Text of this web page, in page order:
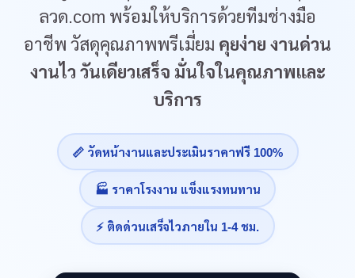
ลวด.com พร้อมให้บริการด้วยทีมช่างมือ
อาชีพ วัสดุคุณภาพพรีเมี่ยม คุยง่าย งานด่วน
งานไว วันเดียวเสร็จ มั่นใจในคุณภาพและ
บริการ
📏 วัดหน้างานและประเมินราคาฟรี 100%
🏭 ราคาโรงงาน แข็งแรงทนทาน
⚡ ติดด่วนเสร็จไวภายใน 1-4 ชม.